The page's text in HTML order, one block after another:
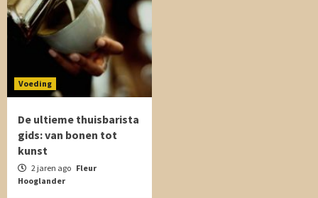
Voeding
De ultieme thuisbarista
gids: van bonen tot
kunst
2 jaren ago Fleur
Hooglander